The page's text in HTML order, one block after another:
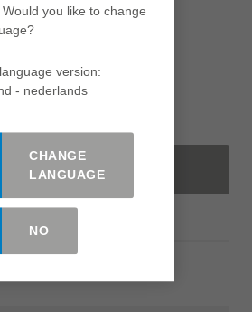
LEES MEER
you like to change
version:
- nederlands
CHANGE
LANGUAGE
NO